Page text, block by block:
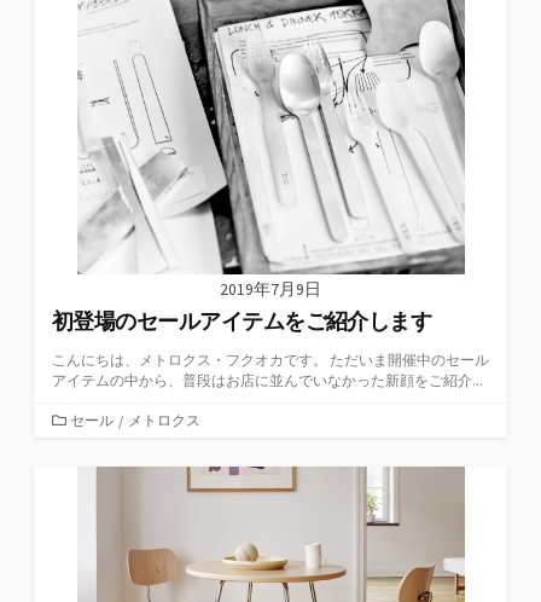
2019年7月9日
初登場のセールアイテムをご紹介します
こんにちは、メトロクス・フクオカです。 ただいま開催中のセール
アイテムの中から、普段はお店に並んでいなかった新顔をご紹介...
カセール / メトロクス